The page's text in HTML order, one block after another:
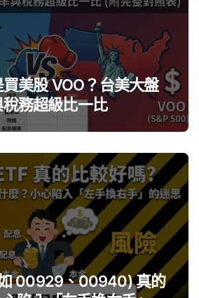
美股 VOO？台美大盤
務超級比一比
00929、00940) 真的